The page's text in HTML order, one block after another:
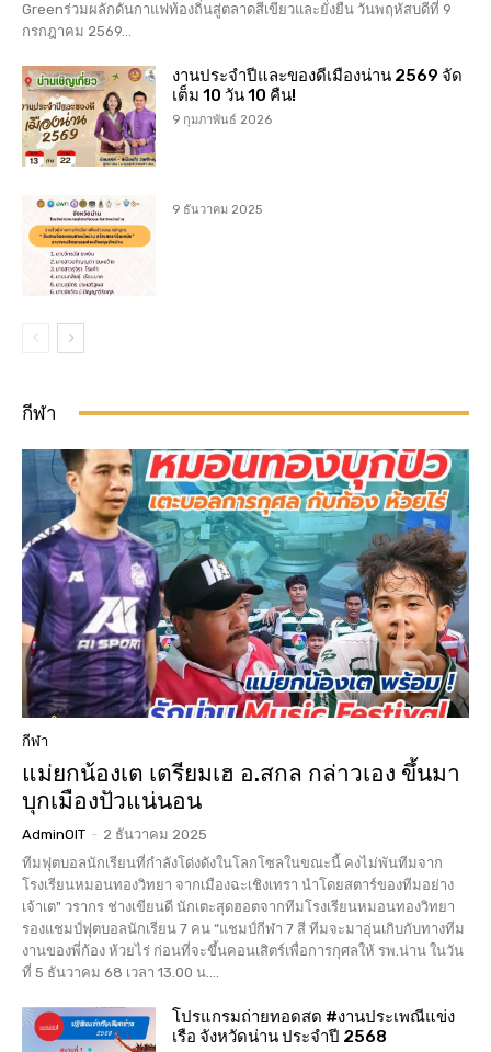
Greenร่วมผลักดันกาแฟท้องถิ่นสู่ตลาดสีเขียวและยั่งยืน วันพฤหัสบดีที่ 9
กรกฎาคม 2569...
งานประจำปีและของดีเมืองน่าน 2569 จัด
เต็ม 10 วัน 10 คืน!
9 กุมภาพันธ์ 2026
9 ธันวาคม 2025
กีฬา
กีฬา
แม่ยกน้องเต เตรียมเฮ อ.สกล กล่าวเอง ขึ้นมา
บุกเมืองปัวแน่นอน
AdminOIT - 2 ธันวาคม 2025
ทีมฟุตบอลนักเรียนที่กำลังโด่งดังในโลกโซลในขณะนี้ คงไม่พันทีมจาก
โรงเรียนหมอนทองวิทยา จากเมืองฉะเชิงเทรา นำโดยสตาร์ของทีมอย่าง
เจ้าเต" วรากร ช่างเขียนดี นักเตะสุดฮอตจากทีมโรงเรียนหมอนทองวิทยา
รองแชมป์ฟุตบอลนักเรียน 7 คน “แชมป์กีฬา 7 สี ทีมจะมาอุ่นเกิบกับทางทีม
งานของพี่ก้อง ห้วยไร่ ก่อนที่จะขึ้นคอนเสิตร์เพื่อการกุศลให้ รพ.น่าน ในวัน
ที่ 5 ธันวาคม 68 เวลา 13.00 น....
โปรแกรมถ่ายทอดสด #งานประเพณีแข่ง
เรือ จังหวัดน่าน ประจำปี 2568